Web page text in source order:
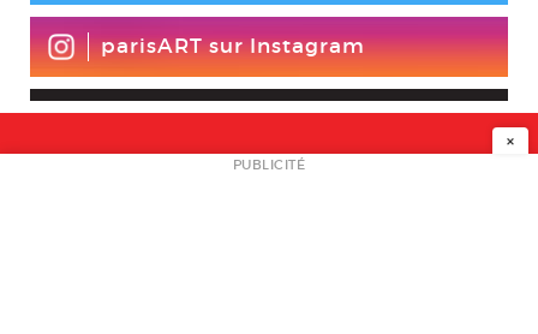
parisART sur Instagram
NEWSLETTER
×
PUBLICITÉ